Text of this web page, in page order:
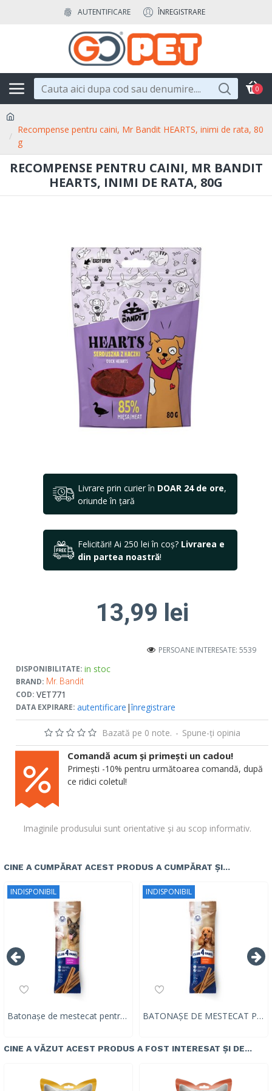
AUTENTIFICARE ÎNREGISTRARE
0
Recompense pentru caini, Mr Bandit HEARTS, inimi de rata, 80
g
RECOMPENSE PENTRU CAINI, MR BANDIT
HEARTS, INIMI DE RATA, 80G
Livrare prin curier în DOAR 24 de ore,
oriunde în țară
Felicitări! Ai 250 lei în coș? Livrarea e
din partea noastră!
DISPONIBILITATE: in stoc
BRAND: Mr. Bandit
COD: VET771
DATA EXPIRARE: autentificare |înregistrare
PERSOANE INTERESATE: 5539
Bazată pe 0 note. - Spune-ţi opinia
13,99 lei
Imaginile produsului sunt orientative și au scop informativ.
Comandă acum și primești un cadou!
Primești -10% pentru următoarea comandă, după
ce ridici coletul!
CINE A CUMPĂRAT ACEST PRODUS A CUMPĂRAT ȘI...
INDISPONIBIL
Batonașe de mestecat pentru câini adulți Club 4 Paws Premium Dental Sticks 117g
INDISPONIBIL
BATONAȘE DE MESTECAT PENTRU CÂINI ADULȚI CLUB 4 PAWS PREMIUM DENTAL STICKS, 77g
CINE A VĂZUT ACEST PRODUS A FOST INTERESAT ȘI DE...